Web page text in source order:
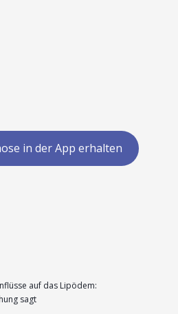
in der App erhalten
auf das Lipödem:
sagt